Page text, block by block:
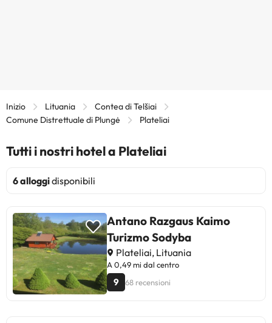
Inizio Lituania
Contea di Telšiai
Comune Distrettuale di Plungė
Plateliai
Tutti i nostri hotel a Plateliai
6 alloggidisponibili
Antano Razgaus Kaimo
Turizmo Sodyba
Plateliai, Lituania
A 0,49 mi dal centro
9 68 recensioni